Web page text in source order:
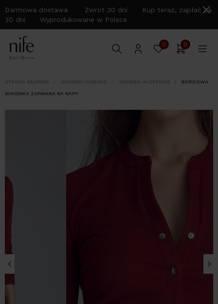
Darmowa dostawa Zwrot 30 dni Kup teraz, zapłać za
30 dni Wyprodukowane w Polsce
0 0
STRONA GŁÓWNA SUKIENKI DAMSKIE SUKIENKI WIZYTOWE BORDOWA
SUKIENKA ZAPINANA NA NAPY